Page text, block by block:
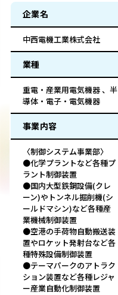
企業名
中西電機工業株式会社
業種
重電・産業用電気機器 、半
導体・電子・電気機器
事業内容
〈制御システム事業部〉
●化学プラントなど各種プ
ラント制御装置
●国内大型鉄鋼設備(クレ
ーン)やトンネル掘削機(シ
ールドマシン)など各種産
業機械制御装置
●空港の手荷物自動搬送装
置やロケット発射台など各
種特殊設備制御装置
●テーマパークのアトラク
ション装置など各種レジャ
ー産業自動化制御装置